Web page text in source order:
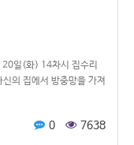
20일(화) 14차시 집수리
의 집에서 방충망을 가져
0 7638